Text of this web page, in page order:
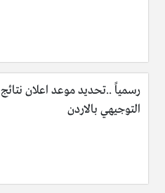
رسمياً ..تحديد موعد اعلان نتائج
التوجيهي بالاردن